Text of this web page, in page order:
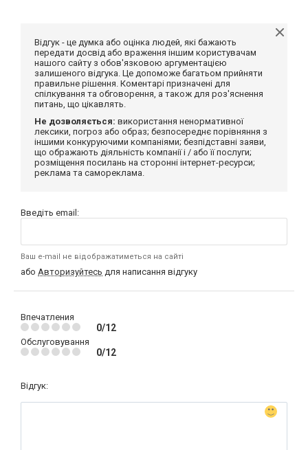
Відгук - це думка або оцінка людей, які бажають
передати досвід або враження іншим користувачам
нашого сайту з обов'язковою аргументацією
залишеного відгука. Це допоможе багатьом прийняти
правильне рішення. Коментарі призначені для
спілкування та обговорення, а також для роз'яснення
питань, що цікавлять.
Не дозволяється: використання ненормативної
лексики, погроз або образ; безпосереднє порівняння з
іншими конкуруючими компаніями; безпідставні заяви,
що ображають діяльність компанії і / або її послуги;
розміщення посилань на сторонні інтернет-ресурси;
реклама та самореклама.
Введіть email:
Ваш e-mail не відображатиметься на сайті
або Авторизуйтесь для написання відгуку
Впечатления
0/12
Обслуговування
0/12
Відгук: